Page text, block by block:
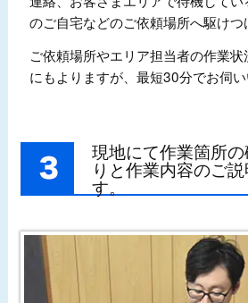
のご自宅などのご依頼場所へ駆けつ
ご依頼場所やエリア担当者の作業
にもよりますが、最短30分でお伺い
現地にて作業箇所
りと作業内容のご
す。